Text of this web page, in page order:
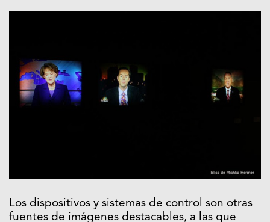
Los dispositivos y sistemas de control son otras
fuentes de imágenes destacables, a las que